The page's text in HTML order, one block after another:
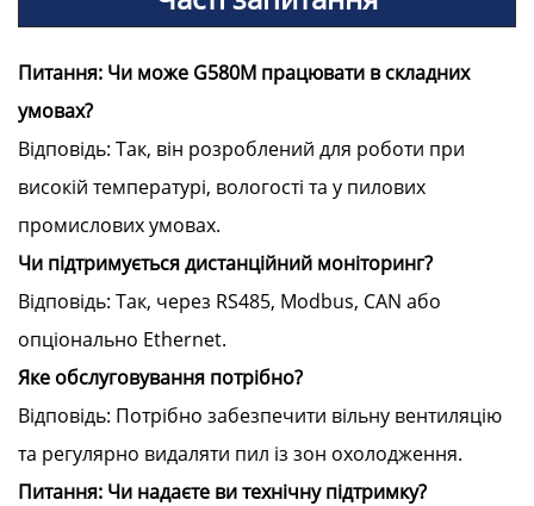
Питання: Чи може G580M працювати в складних
умовах?
Відповідь: Так, він розроблений для роботи при
високій температурі, вологості та у пилових
промислових умовах.
Чи підтримується дистанційний моніторинг?
Відповідь: Так, через RS485, Modbus, CAN або
опціонально Ethernet.
Яке обслуговування потрібно?
Відповідь: Потрібно забезпечити вільну вентиляцію
та регулярно видаляти пил із зон охолодження.
Питання: Чи надаєте ви технічну підтримку?